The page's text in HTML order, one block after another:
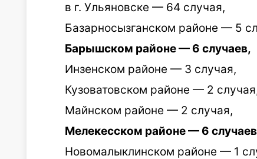
в г. Ульяновске — 64 случая,
Базарносызганском районе — 5
Барышском районе — 6 случаев,
Инзенском районе — 3 случая,
Кузоватовском районе — 2
Майнском районе — 2 случая,
Мелекесском районе — 6
Новомалыклинском районе — 1